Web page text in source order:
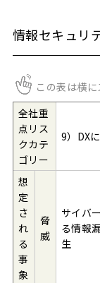
情報セキュリ
この表は横に
全社重
点リス
クカテ
ゴリー
9）DX
想
定
さ
れ
る
事
象
脅
威
サイバ
る情報
生